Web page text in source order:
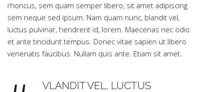
rhoncus, sem quam semper libero, sit amet adipiscing
sem neque sed ipsum. Nam quam nunc, blandit vel,
luctus pulvinar, hendrerit id, lorem. Maecenas nec odio
et ante tincidunt tempus. Donec vitae sapien ut libero
venenatis faucibus. Nullam quis ante. Etiam sit amet.
VLANDIT VEL, LUCTUS